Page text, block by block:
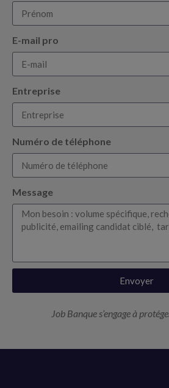
E-mail pro
Entreprise
Numéro de téléphone
Message
Envoyer
Job Banque s’engage à